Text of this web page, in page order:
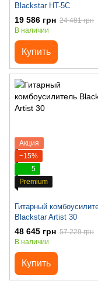
Blackstar HT-5C
19 586 грн 24 481 грн
В наличии
Купить
Акция
−15%
5
Premium
Гитарный
Blackstar Artist 30
48 645 грн 57 229 грн
В наличии
Купить